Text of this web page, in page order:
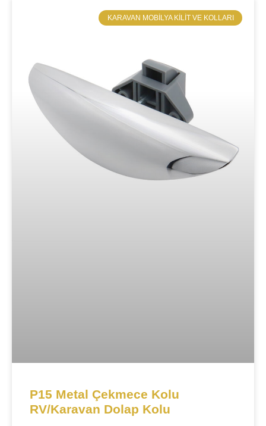
​KARAVAN MOBILYA KILIT VE KOLLARI
P15 Metal Çekmece Kolu
RV/Karavan Dolap Kolu